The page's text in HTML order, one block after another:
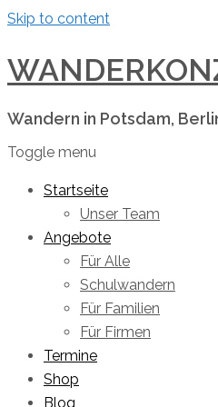
Skip to content
Wandern in Potsdam,
Toggle menu
Startseite
Unser Team
Angebote
Für Alle
Schulwandern
Für Familien
Für Firmen
Termine
Shop
Blog